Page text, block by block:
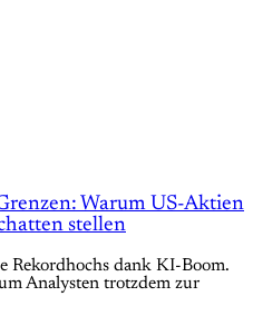
Warum US-Aktien
stellen
Rekordhochs dank KI-Boom.
Analysten trotzdem zur